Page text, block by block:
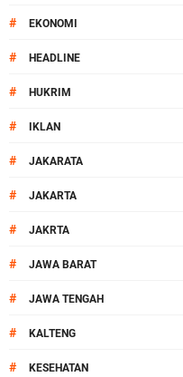
# EKONOMI
# HEADLINE
# HUKRIM
# IKLAN
# JAKARATA
# JAKARTA
# JAKRTA
# JAWA BARAT
# JAWA TENGAH
# KALTENG
# KESEHATAN